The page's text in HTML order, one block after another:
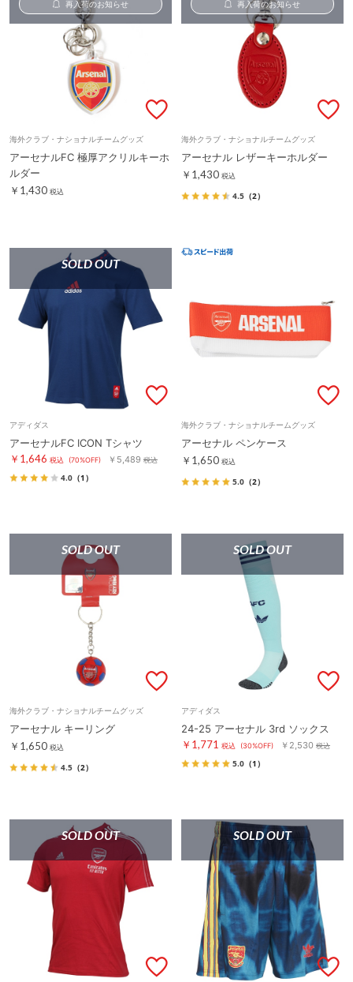
再入荷のお知らせ
海外クラブ・ナショナルチームグッズ
アーセナルFC 極厚アクリルキーホ
ルダー
￥1,430 税込
再入荷のお知らせ
海外クラブ・ナショナルチームグッズ
アーセナル レザーキーホルダー
￥1,430 税込
4.5 （2）
SOLD OUT
アディダス
アーセナルFC ICON Tシャツ
￥1,646 税込 (70%OFF) ￥5,489 税込
4.0 （1）
海外クラブ・ナショナルチームグッズ
アーセナル ペンケース
￥1,650 税込
5.0 （2）
SOLD OUT
海外クラブ・ナショナルチームグッズ
アーセナル キーリング
￥1,650 税込
4.5 （2）
SOLD OUT
アディダス
24-25 アーセナル 3rd ソックス
￥1,771 税込 (30%OFF) ￥2,530 税込
5.0 （1）
SOLD OUT SOLD OUT